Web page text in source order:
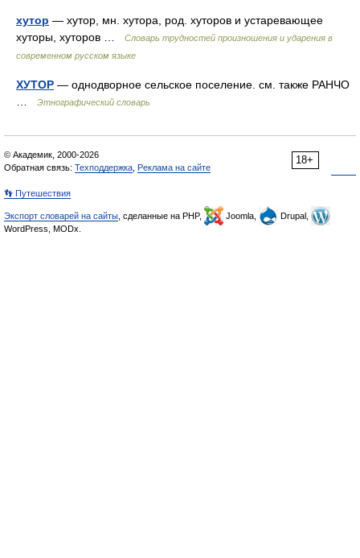
хутор — хутор, мн. хутора, род. хуторов и устаревающее
хуторы, хуторов …
Словарь трудностей произношения и ударения в
современном русском языке
ХУТОР — однодворное сельское поселение. см. также РАНЧО
Этнографический словарь
18+
© Академик, 2000-2026
Обратная связь: Техподдержка Реклама на сайте
👣 Путешествия
Экспорт словарей на сайты , сделанные на PHP, Joomla,
Drupal,
WordPress, MODx.